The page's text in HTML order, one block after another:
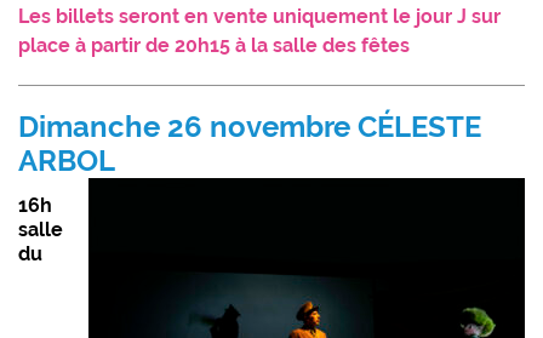
Les billets seront en vente uniquement le jour J sur
place à partir de 20h15 à la salle des fêtes
Dimanche 26 novembre CÉLESTE
ARBOL
16h
salle
du